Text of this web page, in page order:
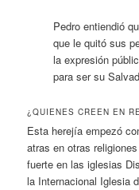
Pedro entiendió
que le quitó sus
la expresión
para ser su
¿QUIENES CREEN EN
Esta herejía empezó
atras en otras
fuerte en las iglesias
la Internacional Iglesia